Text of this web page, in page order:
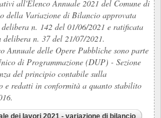
all'Elenco Annuale 2021 del Comune di
della Variazione di Bilancio approvata
n. 142 del 01/06/2021 e ratificata
n. 37 del 21/07/2021.
Annuale delle Opere Pubbliche sono parte
di Programmazione (DUP) - Sezione
del principio contabile sulla
e redatti in conformità a quanto stabilito
dei lavori 2021 - variazione di bilancio